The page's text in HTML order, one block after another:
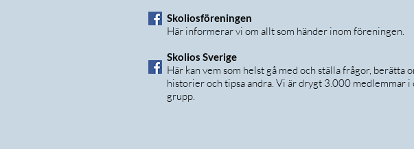
Skoliosföreningen
Här informerar vi om allt som händer inom föreningen.
Skolios Sverige
Här kan vem som helst gå med och ställa frågor, berätta
historier och tipsa andra. Vi är drygt 3.000 medlemmar i
grupp.